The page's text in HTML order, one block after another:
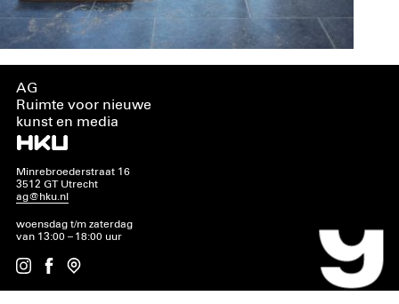
AG
Ruimte voor nieuwe
kunst en media
Minrebroederstraat 16
3512 GT Utrecht
ag@hku.nl
woensdag t/m zaterdag
van 13:00 – 18:00 uur